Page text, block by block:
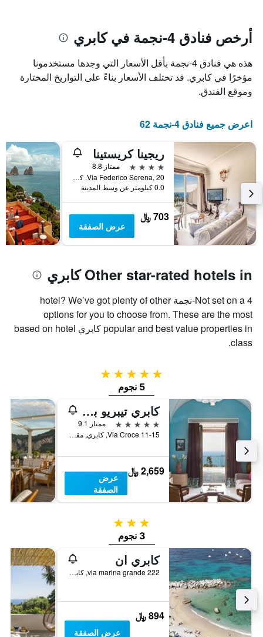
1
Y
الذي
يعرض
متوسط
في
عطلة
نهاية
الأسبوع
خلال
آخر
3
أيام
محور
الذي
يعرض
عدد
الأيام
يتضمن
المخطط
التالي
محور
Y
الذي
يعرض
متوسط
سعر
غرفة
أرخص فنادق 4-نجمة في كابري
هذه هي فنادق 4-نجمة بأقل الأسعار التي وجدها مستخدمونا
مؤخرًا في كابري. قد تختلف الأسعار بناءً على التواريخ المختارة
وموقع الفندق.
اعرض جميع فنادق 4-نجمة 62
ريجينا كريستينا
4 نجوم
ممتاز 8.8
Via Federico Serena, 20, كابري, مقاطعة نابولي, إيطاليا
0.0 كيلومتر عن وسط المدينة
703 ﷼
عرض الصفقة
Other star-rated hotels in كابري
Not set on a 4-نجمة hotel? We’ve got plenty of other
options for you to choose from. These are the most
popular and best value properties in كابري based on hotel
class.
5 نجوم
5 نجوم
كابري تيبريو بالاس
5 نجوم
ممتاز 9.1
11-15 Via Croce, كابري, مقاطعة نابولي, إيطاليا
2,659 ﷼
عرض
الصفقة
3 نجوم
3 نجوم
كابري ان
via marina grande 222, كابري, مقاطعة نابولي, إيطاليا
894 ﷼
عرض الصفقة